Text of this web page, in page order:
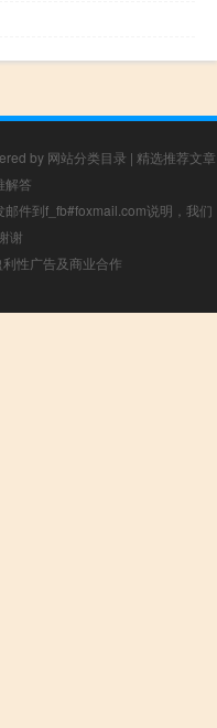
by 网站分类目录 | 精选推荐文章
解答
件到f_fb#foxmail.com说明，我们
谢
性广告及商业合作